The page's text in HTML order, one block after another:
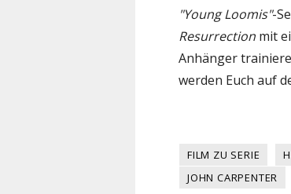
"Young Loomis"-
Resurrection mit
Anhänger
werden Euch auf
FILM ZU SERIE
JOHN CARPENTER